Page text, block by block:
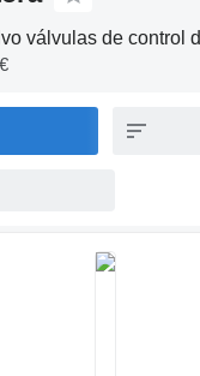
válvulas de control